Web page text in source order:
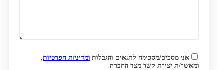
אני מסכים/מסכימה לתנאים והגבלות ומדיניות הפרטיות,
ומאשר/ת יצירת קשר מצד החברה.